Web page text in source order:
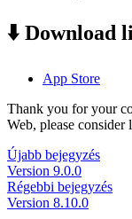
⬇️ Download
App Store
Thank you for your
Web, please
Újabb bejegyzés
Version 9.0.0
Régebbi bejegyzés
Version 8.10.0